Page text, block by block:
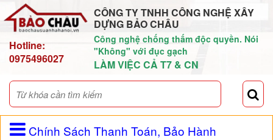
Hotline:
0975496027
CÔNG TY TNHH CÔNG NGHỆ XÂY
DỰNG BẢO CHÂU
Công nghệ chống thấm độc quyền. Nói
"Không" với đục gạch
LÀM VIỆC CẢ T7 & CN
Chính Sách Thanh Toán, Bảo Hành